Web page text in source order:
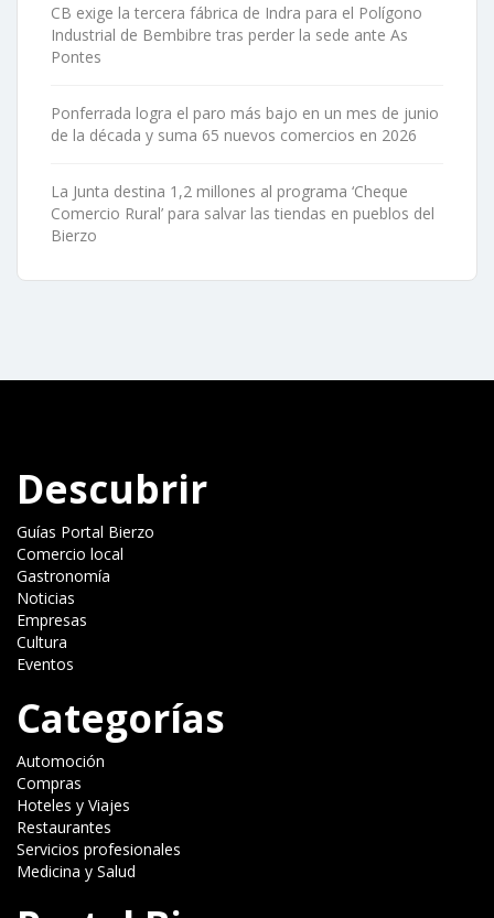
CB exige la tercera fábrica de Indra para el Polígono
Industrial de Bembibre tras perder la sede ante As
Pontes
Ponferrada logra el paro más bajo en un mes de junio
de la década y suma 65 nuevos comercios en 2026
La Junta destina 1,2 millones al programa ‘Cheque
Comercio Rural’ para salvar las tiendas en pueblos del
Bierzo
Descubrir
Guías Portal Bierzo
Comercio local
Gastronomía
Noticias
Empresas
Cultura
Eventos
Categorías
Automoción
Compras
Hoteles y Viajes
Restaurantes
Servicios profesionales
Medicina y Salud